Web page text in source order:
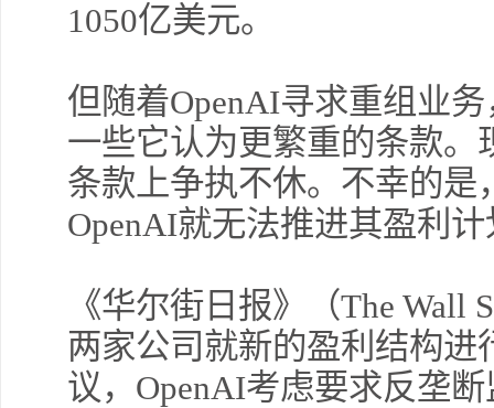
1050亿美元。
但随着OpenAI寻求重组业
一些它认为更繁重的条款
条款上争执不休。不幸的是
OpenAI就无法推进其盈利
《华尔街日报》（The Wall
两家公司就新的盈利结构
议，OpenAI考虑要求反垄